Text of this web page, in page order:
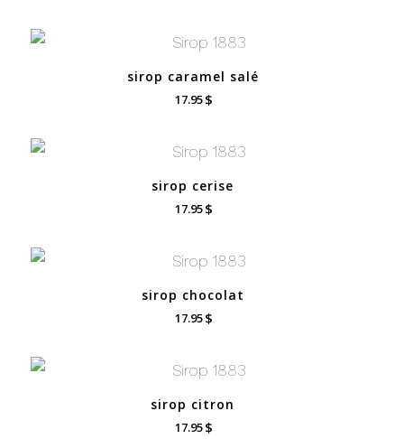
sirop caramel salé
17.95$
sirop cerise
17.95$
sirop chocolat
17.95$
sirop citron
17.95$